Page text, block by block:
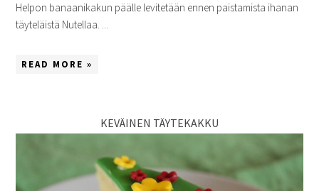
Helpon banaanikakun päälle levitetään ennen paistamista ihanan
täyteläistä Nutellaa. ...
READ MORE »
KEVÄINEN TÄYTEKAKKU